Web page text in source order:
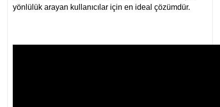
yönlülük arayan kullanıcılar için en ideal çözümdür.